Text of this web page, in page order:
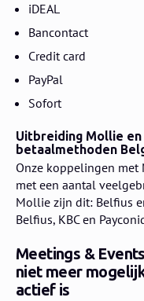
iDEAL
Bancontact
Credit card
PayPal
Sofort
Uitbreiding Mollie
betaalmethoden
Onze koppelingen
met een aantal
Mollie zijn dit: Belfius
Belfius, KBC en
Meetings &
niet meer
actief is